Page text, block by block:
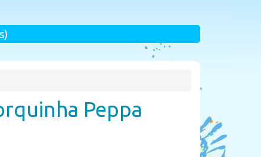
Peppa